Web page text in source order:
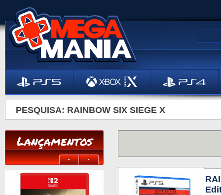
PESQUISA: RAINBOW SIX SIEGE X
Lançamentos